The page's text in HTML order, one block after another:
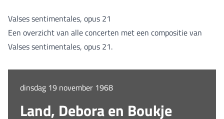
Valses sentimentales, opus 21
Een overzicht van alle concerten met een compositie van
Valses sentimentales, opus 21.
dinsdag 19 november 1968
Land, Debora en Boukje